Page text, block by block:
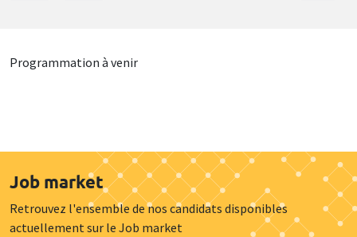
Programmation à venir
Job market
Retrouvez l'ensemble de nos candidats disponibles
actuellement sur le Job market